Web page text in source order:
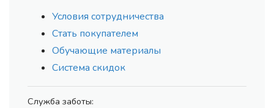
Условия сотрудничества
Стать покупателем
Обучающие материалы
Система скидок
Служба заботы: